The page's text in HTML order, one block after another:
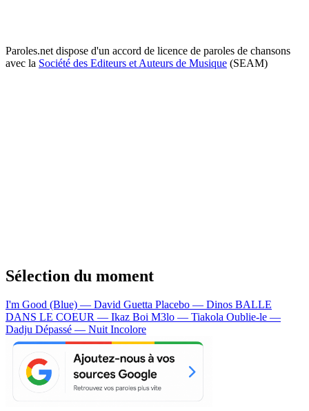
Paroles.net dispose d'un accord de licence de paroles de chansons
avec la Société des Editeurs et Auteurs de Musique (SEAM)
Sélection du moment
I'm Good (Blue) — David Guetta Placebo — Dinos BALLE
DANS LE COEUR — Ikaz Boi M3lo — Tiakola Oublie-le —
Dadju Dépassé — Nuit Incolore